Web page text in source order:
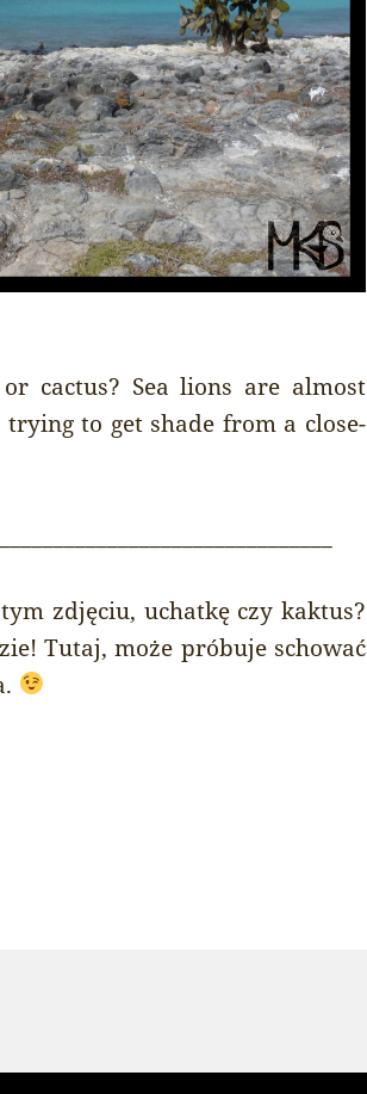
cactus? Sea lions are almost
to get shade from a close-
zdjęciu, uchatkę czy kaktus?
Tutaj, może próbuje schować